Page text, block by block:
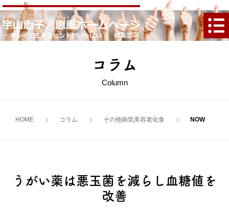
コラム
Column
HOME コラム その他病気美容老化食
うがい薬は悪玉菌を減らし血糖値を
改善